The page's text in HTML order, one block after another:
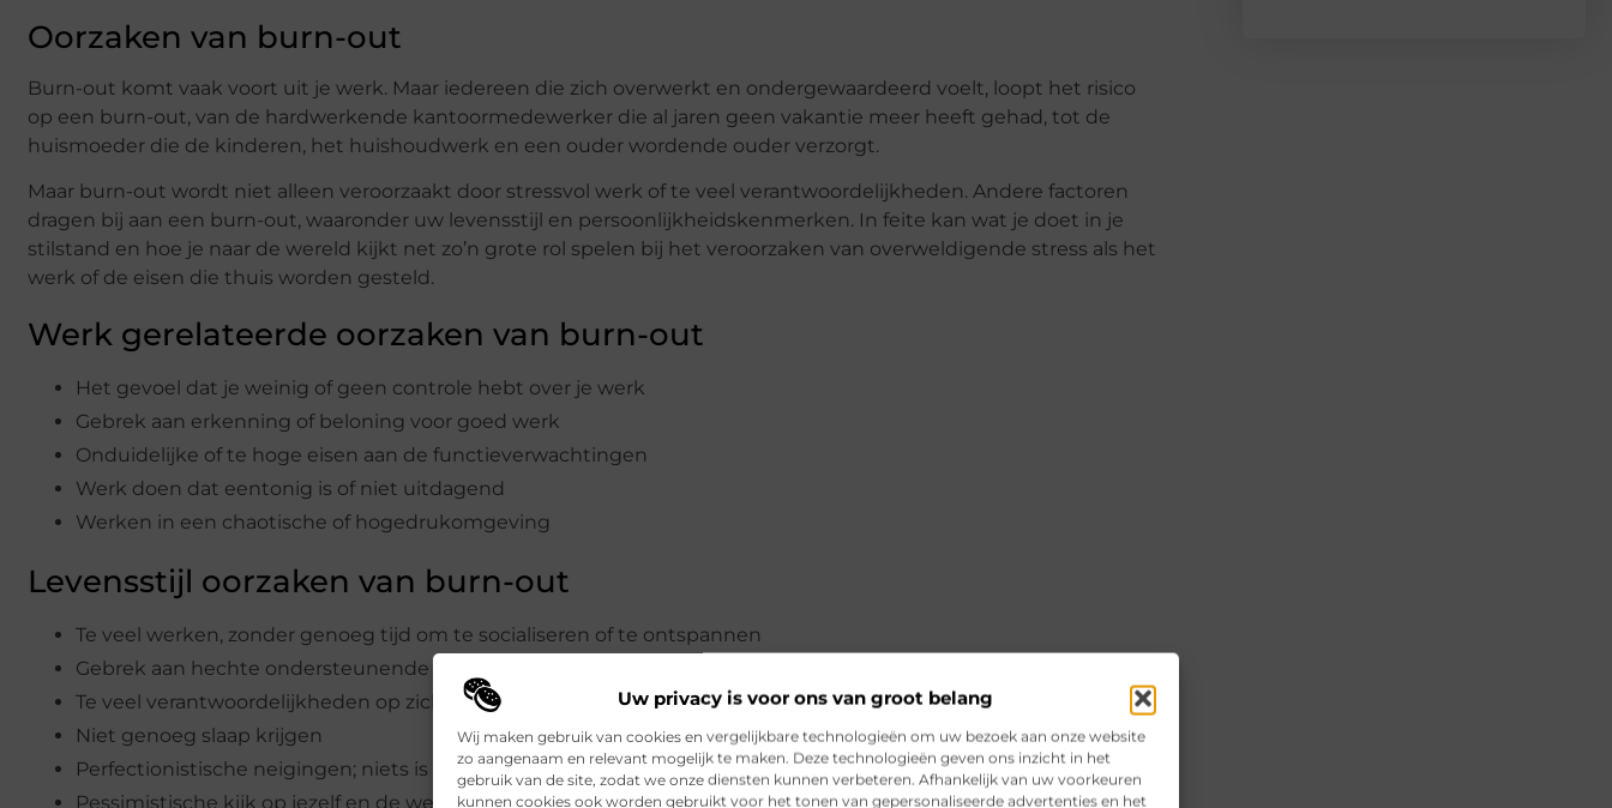
Uw privacy is voor ons van groot belang
Wij maken gebruik van cookies en vergelijkbare technologieën om uw bezoek aan onze website
zo aangenaam en relevant mogelijk te maken. Deze technologieën geven ons inzicht in het
gebruik van de site, zodat we onze diensten kunnen verbeteren. Afhankelijk van uw voorkeuren
kunnen cookies ook worden gebruikt voor het tonen van gepersonaliseerde advertenties en het
Oorzaken van burn-out
Burn-out komt vaak voort uit je werk. Maar iedereen die zich overwerkt en ondergewaardeerd voelt, loopt het risico
op een burn-out, van de hardwerkende kantoormedewerker die al jaren geen vakantie meer heeft gehad, tot de
huismoeder die de kinderen, het huishoudwerk en een ouder wordende ouder verzorgt.
Maar burn-out wordt niet alleen veroorzaakt door stressvol werk of te veel verantwoordelijkheden. Andere factoren
dragen bij aan een burn-out, waaronder uw levensstijl en persoonlijkheidskenmerken. In feite kan wat je doet in je
stilstand en hoe je naar de wereld kijkt net zo’n grote rol spelen bij het veroorzaken van overweldigende stress als het
werk of de eisen die thuis worden gesteld.
Werk gerelateerde oorzaken van burn-out
Het gevoel dat je weinig of geen controle hebt over je werk
Gebrek aan erkenning of beloning voor goed werk
Onduidelijke of te hoge eisen aan de functieverwachtingen
Werk doen dat eentonig is of niet uitdagend
Werken in een chaotische of hogedrukomgeving
Levensstijl oorzaken van burn-out
Te veel werken, zonder genoeg tijd om te socialiseren of te ontspannen
Gebrek aan hechte ondersteunende relaties
Te veel verantwoordelijkheden op zich nemen zonder voldoende hulp van anderen
Niet genoeg slaap krijgen
Perfectionistische neigingen; niets is ooit goed genoeg
Pessimistische kijk op jezelf en de wereld